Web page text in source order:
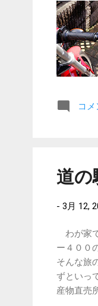
コ
道の
- 3月 12,
わが家
ー４００
そんな旅
ずといっ
産物直売